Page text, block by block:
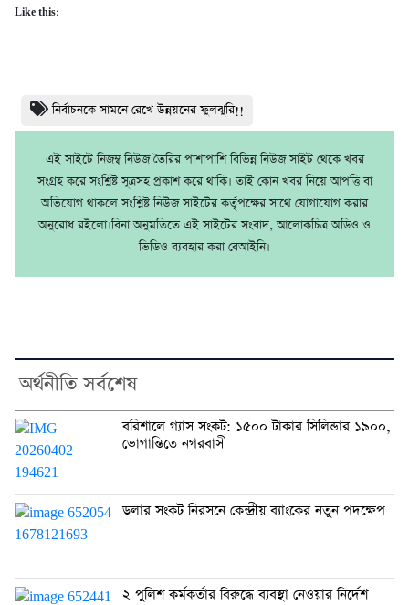
Like this:
নির্বাচনকে সামনে রেখে উন্নয়নের ফুলঝুরি!!
এই সাইটে নিজম্ব নিউজ তৈরির পাশাপাশি বিভিন্ন নিউজ সাইট থেকে খবর
সংগ্রহ করে সংশ্লিষ্ট সূত্রসহ প্রকাশ করে থাকি। তাই কোন খবর নিয়ে আপত্তি বা
অভিযোগ থাকলে সংশ্লিষ্ট নিউজ সাইটের কর্তৃপক্ষের সাথে যোগাযোগ করার
অনুরোধ রইলো।বিনা অনুমতিতে এই সাইটের সংবাদ, আলোকচিত্র অডিও ও
ভিডিও ব্যবহার করা বেআইনি।
অর্থনীতি সর্বশেষ
বরিশালে গ্যাস সংকট: ১৫০০ টাকার সিলিন্ডার ১৯০০,
ভোগান্তিতে নগরবাসী
ডলার সংকট নিরসনে কেন্দ্রীয় ব্যাংকের নতুন পদক্ষেপ
২ পুলিশ কর্মকর্তার বিরুদ্ধে ব্যবস্থা নেওয়ার নির্দেশ